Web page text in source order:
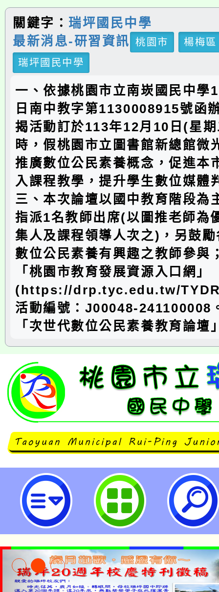
關鍵字： 瑞坪國民中學
最新消息-研習資訊
桃園市
楊梅區
瑞坪國民中學
一、依據桃園市立南崁國民中學
日南中教字第1130008915號函
揭活動訂於113年12月10日(星
時，假桃園市立圖書館新總館微
推廣數位公民素養概念，促進本
入課程教學，提升學生數位媒體
三、本次論壇以國中教育階段為
指派1名教師出席(以圖推老師為
集人及課程領導人次之)，另鼓
數位公民素養有興趣之教師參與
「桃園市教育發展資源入口網」
(https://drp.tyc.edu.tw/
活動編號：J00048-241100008
「次世代數位公民素養教育論壇
南崁國民中學辦理「次世代數位公
壇」-桃園市立瑞坪國民中學